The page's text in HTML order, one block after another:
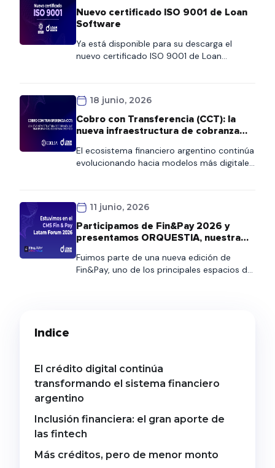
Nuevo certificado ISO 9001 de Loan
Software
Ya está disponible para su descarga el
nuevo certificado ISO 9001 de Loan
podrán acceder al certificado de forma
rápida desde esta página o consultarlo
también en nuestra Wiki, donde
18 junio, 2026
Cobro con Transferencia (CCT): la
nueva infraestructura de cobranza
crediticio
El ecosistema financiero argentino continúa
evolucionando hacia modelos más digitales,
Transferencia (CCT), una iniciativa
impulsada por la Comunicación «A» 8406
del BCRA que establece una nueva
préstamos. Aunque la salida a producción
está prevista para […]
11 junio, 2026
Participamos de Fin&Pay 2026 y
presentamos ORQUESTIA, nuestra
de comunicaciones
Fuimos parte de una nueva edición de
Fin&Pay, uno de los principales espacios de
experiencias sobre los desafíos […]
Indice
El crédito digital continúa
transformando el sistema financiero
argentino
Inclusión financiera: el gran aporte de
las fintech
Más créditos, pero de menor monto